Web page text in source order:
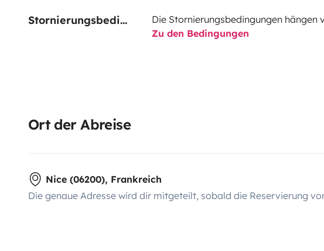
Stornierungsbedingungen
Die Stornierungsbedingungen
Zu den Bedingungen
Ort der Abreise
Nice (06200), Frankreich
Die genaue Adresse wird dir mitgeteilt, sobald die Reservierung